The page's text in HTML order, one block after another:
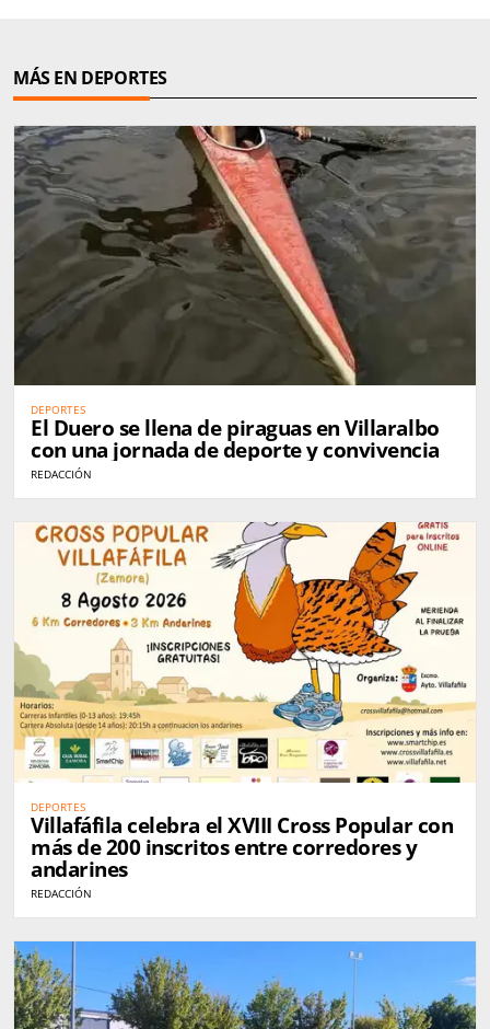
MÁS EN DEPORTES
DEPORTES
El Duero se llena de piraguas en Villaralbo
con una jornada de deporte y convivencia
REDACCIÓN
DEPORTES
Villafáfila celebra el XVIII Cross Popular con
más de 200 inscritos entre corredores y
andarines
REDACCIÓN